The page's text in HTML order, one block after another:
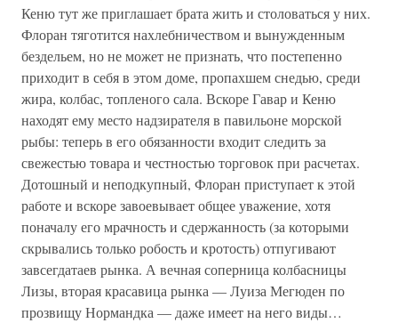
Кеню тут же приглашает брата жить и столоваться у них.
Флоран тяготится нахлебничеством и вынужденным
бездельем, но не может не признать, что постепенно
приходит в себя в этом доме, пропахшем снедью, среди
жира, колбас, топленого сала. Вскоре Гавар и Кеню
находят ему место надзирателя в павильоне морской
рыбы: теперь в его обязанности входит следить за
свежестью товара и честностью торговок при расчетах.
Дотошный и неподкупный, Флоран приступает к этой
работе и вскоре завоевывает общее уважение, хотя
поначалу его мрачность и сдержанность (за которыми
скрывались только робость и кротость) отпугивают
завсегдатаев рынка. А вечная соперница колбасницы
Лизы, вторая красавица рынка — Луиза Мегюден по
прозвищу Нормандка — даже имеет на него виды…